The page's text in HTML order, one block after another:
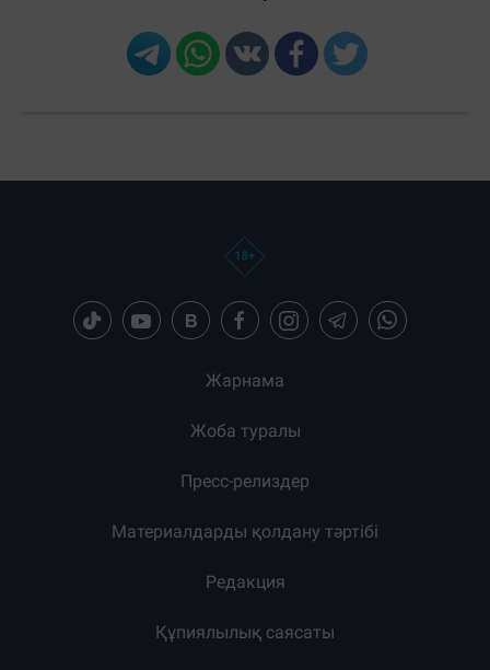
Жарнама
Жоба туралы
Пресс-релиздер
Материалдарды қолдану тәртібі
Редакция
Құпиялылық саясаты